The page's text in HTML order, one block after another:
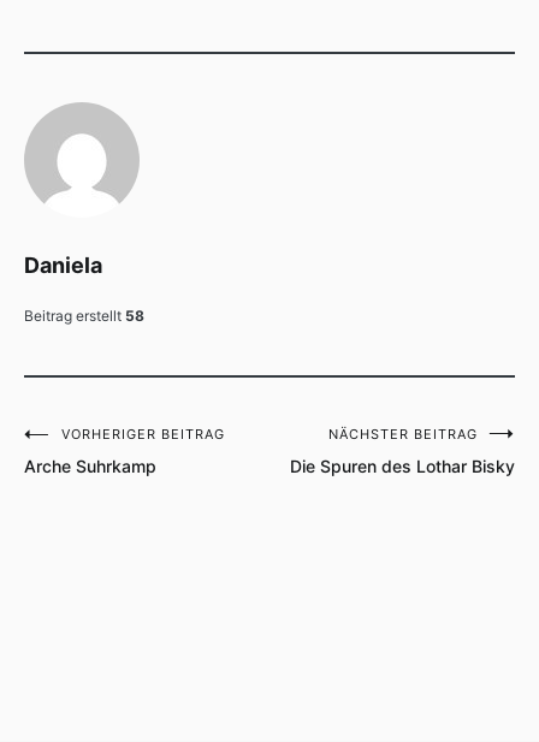
Daniela
Beitrag erstellt 58
Beitragsnavigation
VORHERIGER BEITRAG
Arche Suhrkamp
NÄCHSTER BEITRAG
Die Spuren des Lothar Bisky